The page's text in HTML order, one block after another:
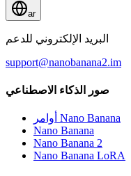
ar
البريد الإلكتروني للدعم
support@nanobanana2.im
صور الذكاء الاصطناعي
أوامر Nano Banana
Nano Banana
Nano Banana 2
Nano Banana LoRA